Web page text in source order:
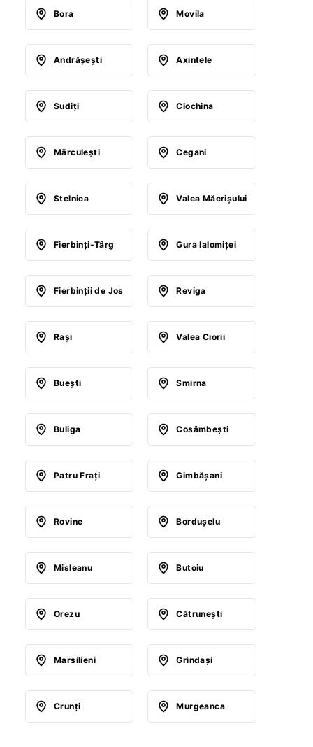
Bora Movila
Andrăşeşti Axintele
Sudiţi Ciochina
Mărculeşti Cegani
Stelnica Valea Măcrişului
Fierbinţi-Târg Gura Ialomiţei
Fierbinţii de Jos Reviga
Raşi Valea Ciorii
Bueşti Smirna
Buliga Cosâmbeşti
Patru Fraţi Gimbăşani
Rovine Borduşelu
Misleanu Butoiu
Orezu Cătruneşti
Marsilieni Grindaşi
Crunţi Murgeanca